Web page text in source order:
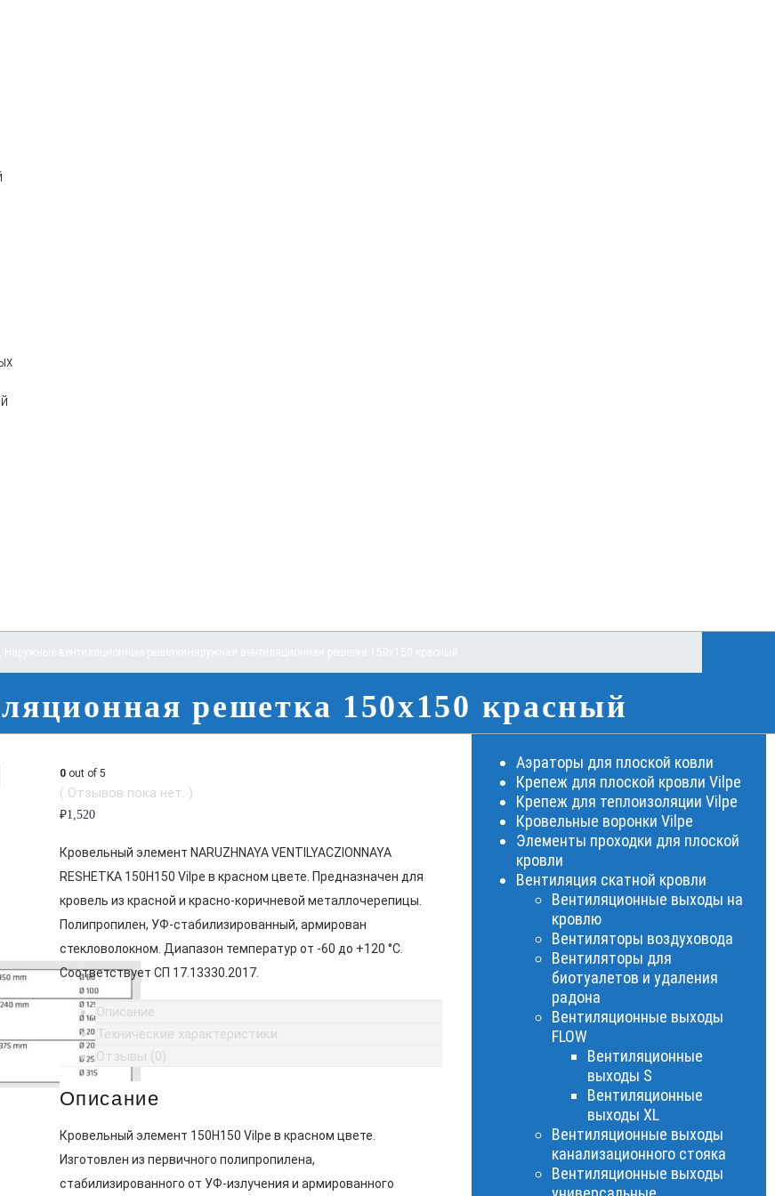
решетка 150х150 красный
0out of 5
( Отзывов пока нет. )
₽1,520
Кровельный элемент NARUZHNAYA VENTILYACZIONNAYA
RESHETKA 150H150 Vilpe в красном цвете. Предназначен для
кровель из красной и красно-коричневой металлочерепицы.
Полипропилен, УФ-стабилизированный, армирован
стекловолокном. Диапазон температур от -60 до +120 °C.
Соответствует СП 17.13330.2017.
Описание
Технические характеристики
Отзывы (0)
Описание
Кровельный элемент 150H150 Vilpe в красном цвете.
Изготовлен из первичного полипропилена,
стабилизированного от УФ-излучения и армированного
Аэраторы для плоской ковли
Крепеж для плоской кровли Vilpe
Крепеж для теплоизоляции Vilpe
Кровельные воронки Vilpe
Элементы проходки для плоской
кровли
Вентиляция скатной кровли
Вентиляционные выходы на
кровлю
Вентиляторы воздуховода
Вентиляторы для
биотуалетов и удаления
радона
Вентиляционные выходы
FLOW
Вентиляционные
выходы S
Вентиляционные
выходы XL
Вентиляционные выходы
канализационного стояка
Вентиляционные выходы